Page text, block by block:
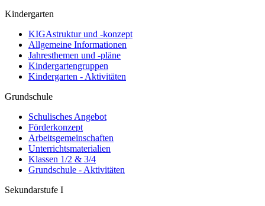
Kindergarten
KIGAstruktur und -konzept
Allgemeine Informationen
Jahresthemen und -pläne
Kindergartengruppen
Kindergarten - Aktivitäten
Grundschule
Schulisches Angebot
Förderkonzept
Arbeitsgemeinschaften
Unterrichtsmaterialien
Klassen 1/2 & 3/4
Grundschule - Aktivitäten
Sekundarstufe I